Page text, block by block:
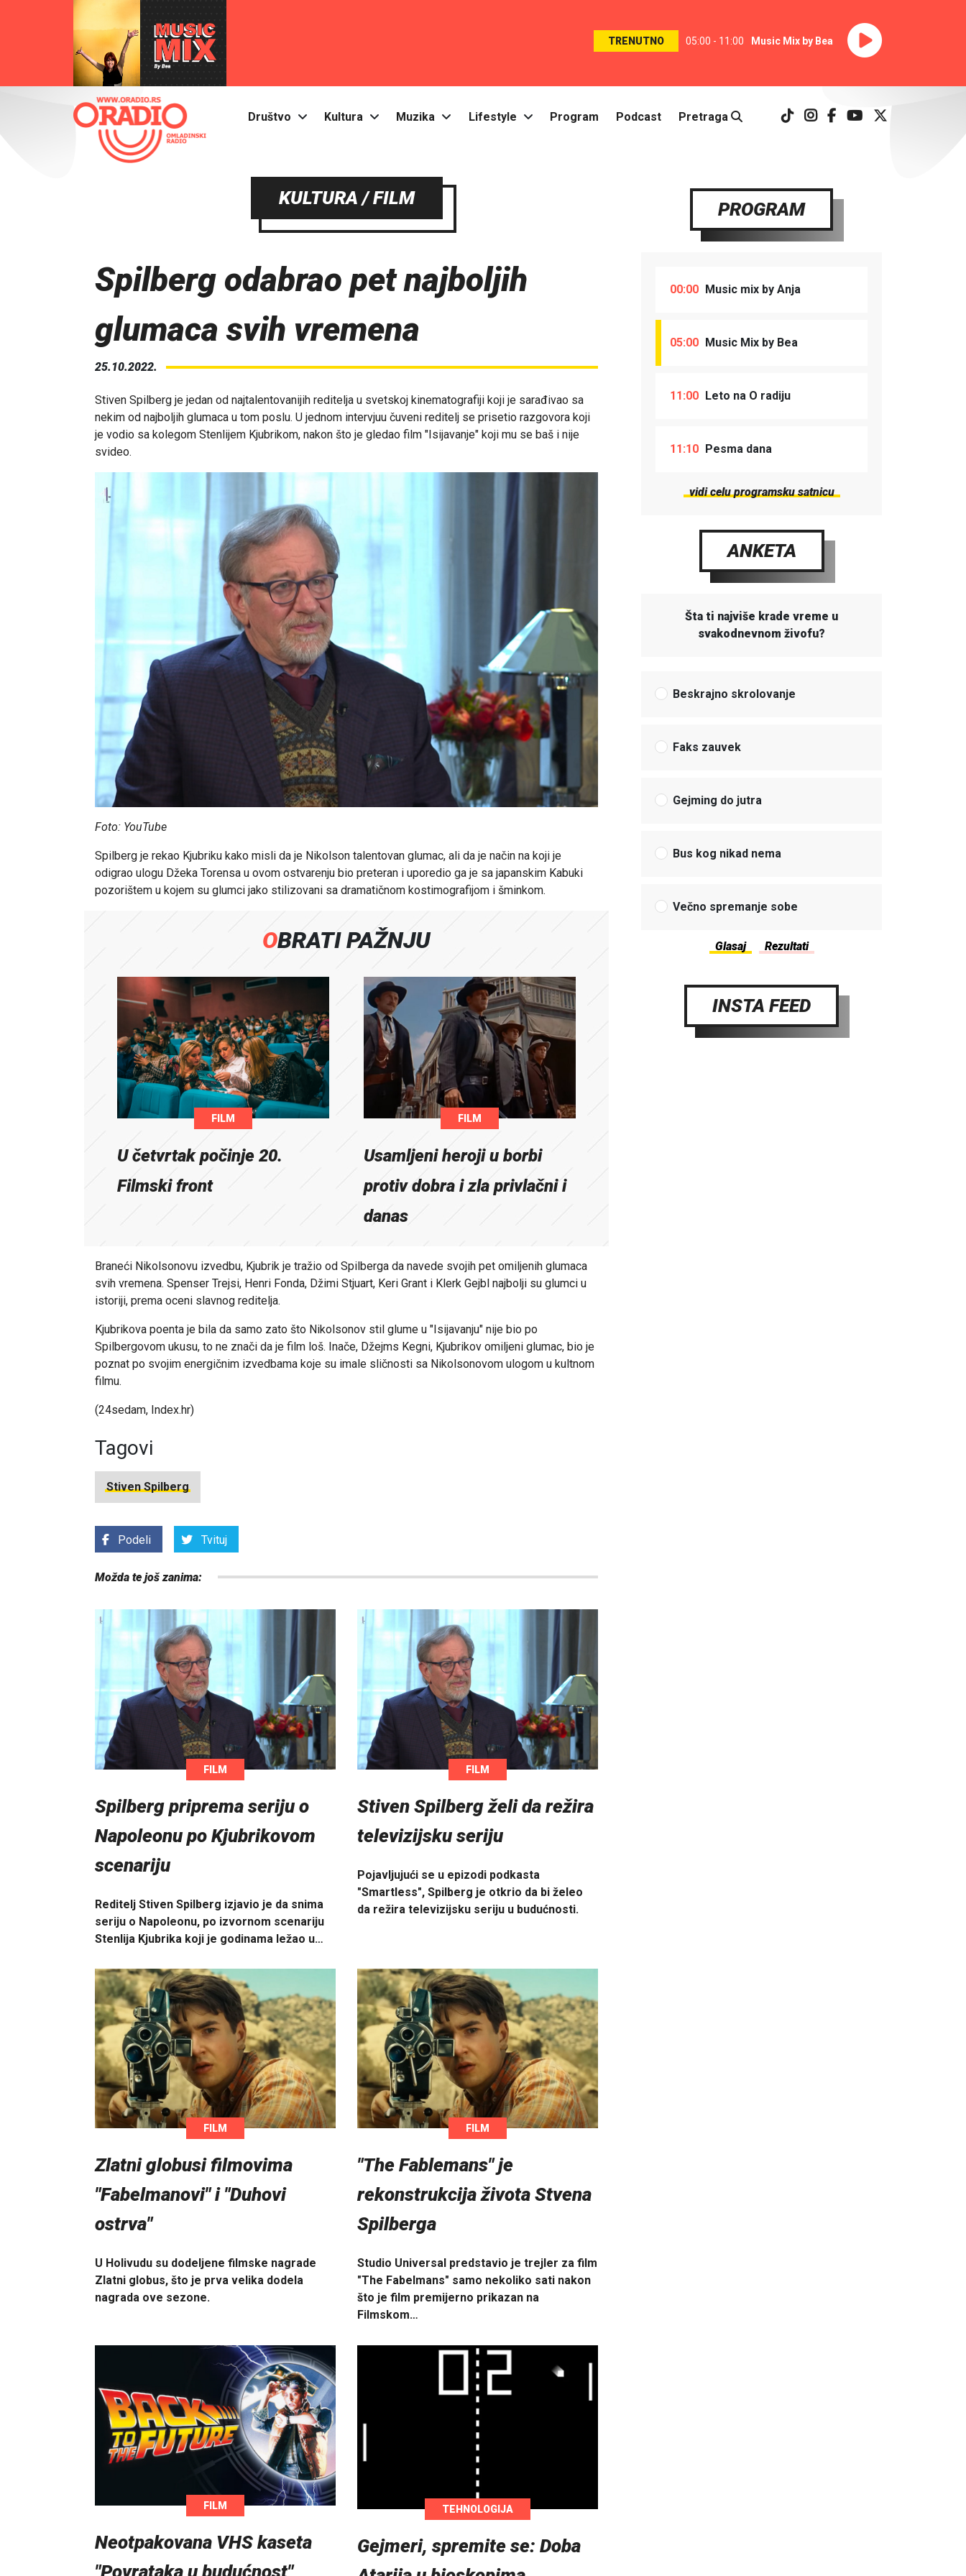
TRENUTNO 05:00 - 11:00 Music Mix by Bea
Društvo Kultura Muzika Lifestyle Program Podcast Pretraga
KULTURA / FILM
Spilberg odabrao pet najboljih
glumaca svih vremena
25.10.2022.
Stiven Spilberg je jedan od najtalentovanijih reditelja u svetskoj kinematografiji koji je sarađivao sa
nekim od najboljih glumaca u tom poslu. U jednom intervjuu čuveni reditelj se prisetio razgovora koji
je vodio sa kolegom Stenlijem Kjubrikom, nakon što je gledao film "Isijavanje" koji mu se baš i nije
svideo.
Foto: YouTube
Spilberg je rekao Kjubriku kako misli da je Nikolson talentovan glumac, ali da je način na koji je
odigrao ulogu Džeka Torensa u ovom ostvarenju bio preteran i uporedio ga je sa japanskim Kabuki
pozorištem u kojem su glumci jako stilizovani sa dramatičnom kostimografijom i šminkom.
OBRATI PAŽNJU
FILM
U četvrtak počinje 20.
Filmski front
FILM
Usamljeni heroji u borbi
protiv dobra i zla privlačni i
danas
Braneći Nikolsonovu izvedbu, Kjubrik je tražio od Spilberga da navede svojih pet omiljenih glumaca
svih vremena. Spenser Trejsi, Henri Fonda, Džimi Stjuart, Keri Grant i Klerk Gejbl najbolji su glumci u
istoriji, prema oceni slavnog reditelja.
Kjubrikova poenta je bila da samo zato što Nikolsonov stil glume u "Isijavanju" nije bio po
Spilbergovom ukusu, to ne znači da je film loš. Inače, Džejms Kegni, Kjubrikov omiljeni glumac, bio je
poznat po svojim energičnim izvedbama koje su imale sličnosti sa Nikolsonovom ulogom u kultnom
filmu.
(24sedam, Index.hr)
Tagovi
Stiven Spilberg
Podeli Tvituj
Možda te još zanima:
FILM
Spilberg priprema seriju o
Napoleonu po Kjubrikovom
scenariju
Reditelj Stiven Spilberg izjavio je da snima
seriju o Napoleonu, po izvornom scenariju
Stenlija Kjubrika koji je godinama ležao u…
FILM
Stiven Spilberg želi da režira
televizijsku seriju
Pojavljujući se u epizodi podkasta
"Smartless", Spilberg je otkrio da bi želeo
da režira televizijsku seriju u budućnosti.
FILM
Zlatni globusi filmovima
"Fabelmanovi" i "Duhovi
ostrva"
U Holivudu su dodeljene filmske nagrade
Zlatni globus, što je prva velika dodela
nagrada ove sezone.
FILM
"The Fablemans" je
rekonstrukcija života Stvena
Spilberga
Studio Universal predstavio je trejler za film
"The Fabelmans" samo nekoliko sati nakon
što je film premijerno prikazan na
Filmskom…
FILM
Neotpakovana VHS kaseta
"Povrataka u budućnost"
TEHNOLOGIJA
Gejmeri, spremite se: Doba
PROGRAM
00:00 Music mix by Anja
05:00 Music Mix by Bea
11:00 Leto na O radiju
11:10 Pesma dana
vidi celu programsku satnicu
ANKETA
Šta ti najviše krade vreme u
svakodnevnom živofu?
Beskrajno skrolovanje
Faks zauvek
Gejming do jutra
Bus kog nikad nema
Večno spremanje sobe
INSTA FEED